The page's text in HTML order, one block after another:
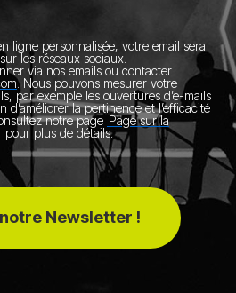
ligne personnalisée, votre email sera
les réseaux sociaux.
via nos emails ou contacter
. Nous pouvons mesurer votre
par exemple les ouvertures d’e-mails
d’améliorer la pertinence et l’efficacité
notre page Page sur la
pour plus de détails.
Newsletter !